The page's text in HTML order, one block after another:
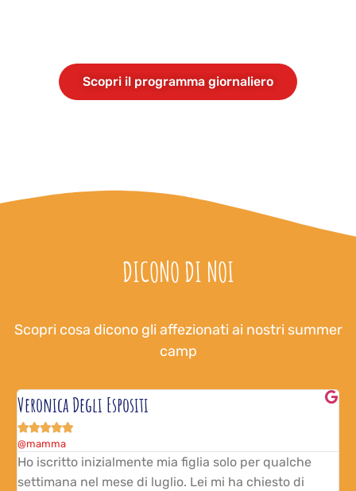
Scopri il programma giornaliero
DICONO DI NOI
Scopri cosa dicono gli affezionati ai nostri summer
camp
Veronica Degli Espositi

@mamma
Ho iscritto inizialmente mia figlia solo per qualche
settimana nel mese di luglio. Lei mi ha chiesto di